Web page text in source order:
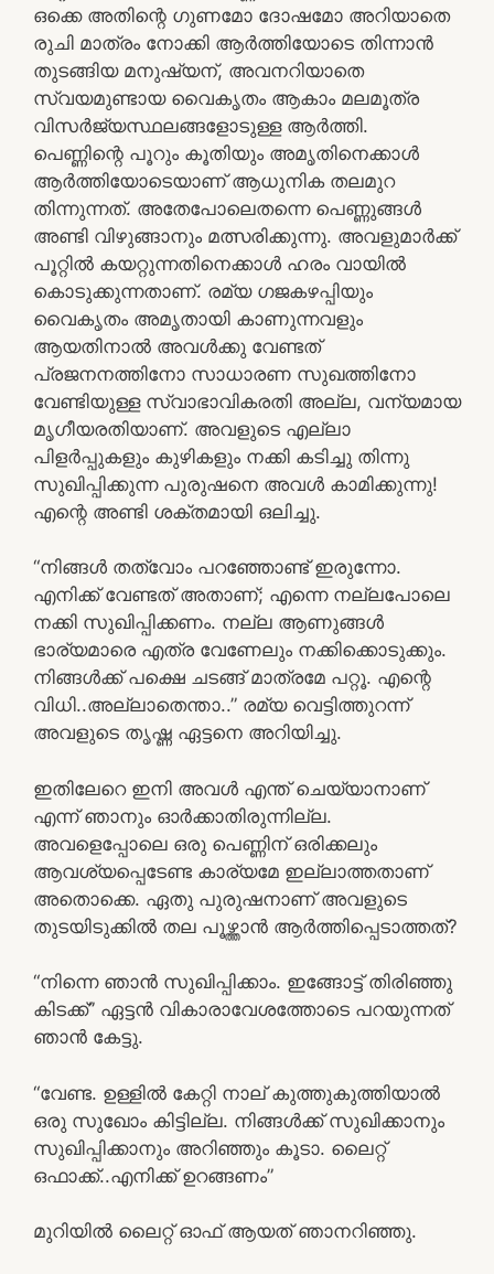
ഒക്കെ അതിന്റെ ഗുണമോ ദോഷമോ അറിയാതെ
രുചി മാത്രം നോക്കി ആര്‍ത്തിയോടെ തിന്നാന്‍
തുടങ്ങിയ മനുഷ്യന്, അവനറിയാതെ
സ്വയമുണ്ടായ വൈകൃതം ആകാം മലമൂത്ര
വിസര്‍ജ്യസ്ഥലങ്ങളോടുള്ള ആര്‍ത്തി.
പെണ്ണിന്റെ പൂറും കൂതിയും അമൃതിനെക്കാള്‍
ആര്‍ത്തിയോടെയാണ് ആധുനിക തലമുറ
തിന്നുന്നത്. അതേപോലെതന്നെ പെണ്ണുങ്ങള്‍
അണ്ടി വിഴുങ്ങാനും മത്സരിക്കുന്നു. അവളുമാര്‍ക്ക്
പൂറ്റില്‍ കയറ്റുന്നതിനെക്കാള്‍ ഹരം വായില്‍
കൊടുക്കുന്നതാണ്. രമ്യ ഗജകഴപ്പിയും
വൈകൃതം അമൃതായി കാണുന്നവളും
ആയതിനാല്‍ അവള്‍ക്കു വേണ്ടത്
പ്രജനനത്തിനോ സാധാരണ സുഖത്തിനോ
വേണ്ടിയുള്ള സ്വാഭാവികരതി അല്ല, വന്യമായ
മൃഗീയരതിയാണ്. അവളുടെ എല്ലാ
പിളര്‍പ്പുകളും കുഴികളും നക്കി കടിച്ചു തിന്നു
സുഖിപ്പിക്കുന്ന പുരുഷനെ അവള്‍ കാമിക്കുന്നു!
എന്റെ അണ്ടി ശക്തമായി ഒലിച്ചു.
“നിങ്ങള്‍ തത്വോം പറഞ്ഞോണ്ട് ഇരുന്നോ.
എനിക്ക് വേണ്ടത് അതാണ്‌; എന്നെ നല്ലപോലെ
നക്കി സുഖിപ്പിക്കണം. നല്ല ആണുങ്ങള്‍
ഭാര്യമാരെ എത്ര വേണേലും നക്കിക്കൊടുക്കും.
നിങ്ങള്‍ക്ക് പക്ഷെ ചടങ്ങ് മാത്രമേ പറ്റൂ. എന്റെ
വിധി..അല്ലാതെന്താ..” രമ്യ വെട്ടിത്തുറന്ന്
അവളുടെ തൃഷ്ണ ഏട്ടനെ അറിയിച്ചു.
ഇതിലേറെ ഇനി അവള്‍ എന്ത് ചെയ്യാനാണ്
എന്ന് ഞാനും ഓര്‍ക്കാതിരുന്നില്ല.
അവളെപ്പോലെ ഒരു പെണ്ണിന് ഒരിക്കലും
ആവശ്യപ്പെടേണ്ട കാര്യമേ ഇല്ലാത്തതാണ്
അതൊക്കെ. ഏതു പുരുഷനാണ് അവളുടെ
തുടയിടുക്കില്‍ തല പൂഴ്ത്താന്‍ ആര്‍ത്തിപ്പെടാത്തത്?
“നിന്നെ ഞാന്‍ സുഖിപ്പിക്കാം. ഇങ്ങോട്ട് തിരിഞ്ഞു
കിടക്ക്” ഏട്ടന്‍ വികാരാവേശത്തോടെ പറയുന്നത്
ഞാന്‍ കേട്ടു.
“വേണ്ട. ഉള്ളില്‍ കേറ്റി നാല് കുത്തുകുത്തിയാല്‍
ഒരു സുഖോം കിട്ടില്ല. നിങ്ങള്‍ക്ക് സുഖിക്കാനും
സുഖിപ്പിക്കാനും അറിഞ്ഞും കൂടാ. ലൈറ്റ്
ഒഫാക്ക്..എനിക്ക് ഉറങ്ങണം”
മുറിയില്‍ ലൈറ്റ് ഓഫ് ആയത് ഞാനറിഞ്ഞു.